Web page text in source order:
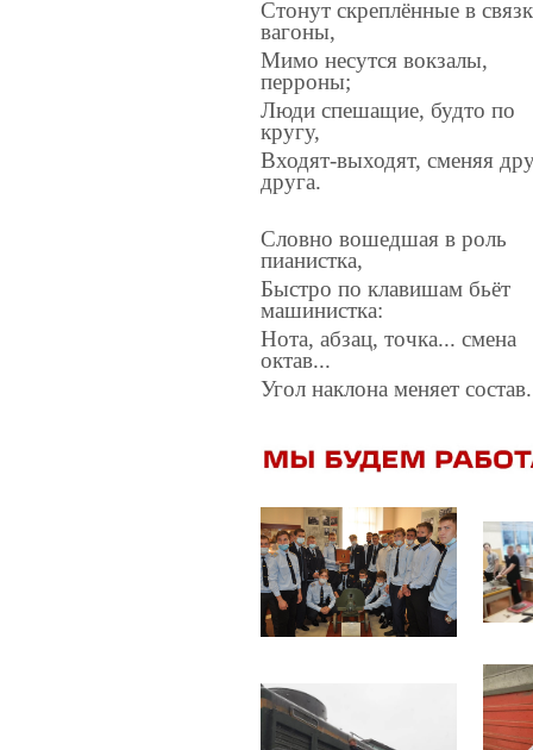
Стонут скреплённые в
вагоны,
Мимо несутся вокзалы,
перроны;
Люди спешащие, будто по
кругу,
Входят-выходят, сменяя
друга.
Словно вошедшая в роль
пианистка,
Быстро по клавишам бьёт
машинистка:
Нота, абзац, точка... смена
октав...
Угол наклона меняет